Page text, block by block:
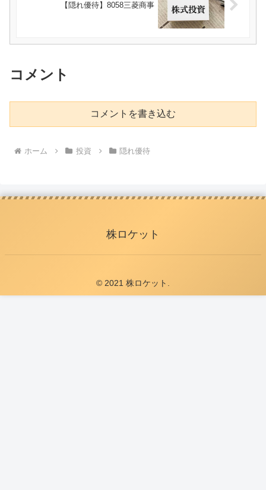
【隠れ優待】8058三菱商事
コメント
コメントを書き込む
ホーム 投資 隠れ優待
株ロケット
© 2021 株ロケット.